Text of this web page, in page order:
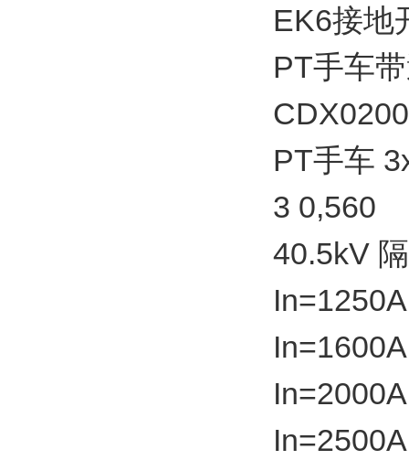
EK6接地
PT手车
PT手车
3 0,560
40.5kV